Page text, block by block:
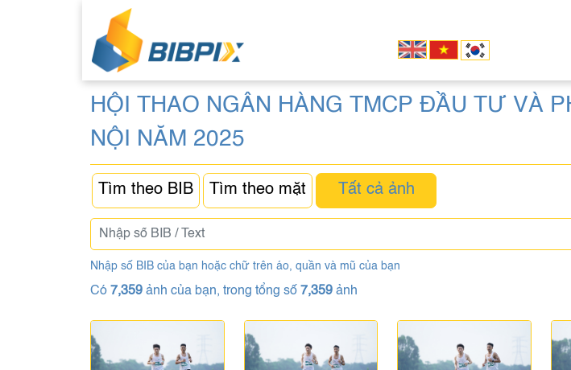
HỘI THAO NGÂN HÀNG TMCP ĐẦU TƯ VÀ
NỘI NĂM 2025
Tìm theo BIB Tìm theo mặt Tất cả ảnh
Nhập số BIB của bạn hoặc chữ trên áo, quần và mũ của bạn
Có 7,359 ảnh của bạn, trong tổng số 7,359 ảnh